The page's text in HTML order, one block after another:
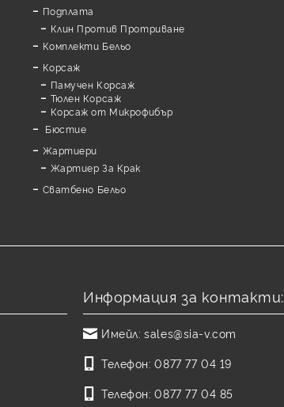
Подплата
Клин Против Протриване
Комплекти Бельо
Корсаж
Памучен Корсаж
Тюлен Корсаж
Корсаж от Микрофибър
Бюстие
Жартиери
Жартиер За Крак
Сватбено Бельо
Информация за контакти:
Имейл: sales@sia-v.com
Телефон: 0877 77 04 19
Телефон: 0877 77 04 85